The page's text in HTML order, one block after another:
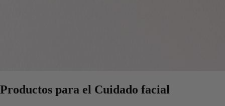
Productos para el Cuidado facial